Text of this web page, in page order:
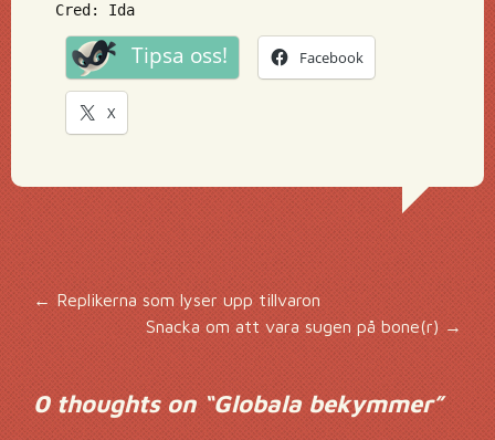
Cred: Ida
Tipsa oss! Facebook
X
Inläggsnavigering
← Replikerna som lyser upp tillvaron
Snacka om att vara sugen på bone(r) →
0 thoughts on “Globala bekymmer”